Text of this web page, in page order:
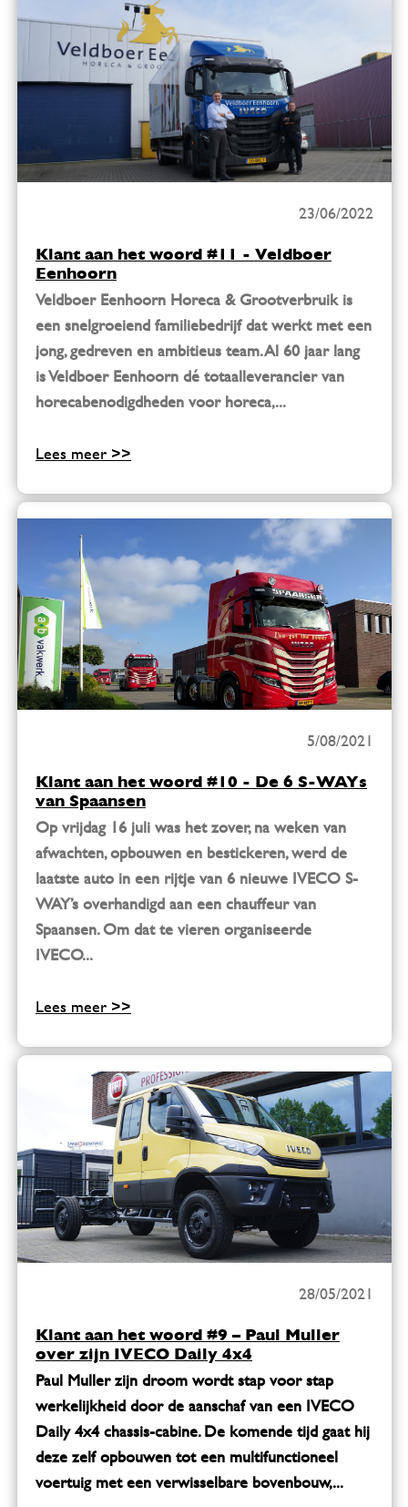
23/06/2022
Klant aan het woord #11 - Veldboer
Eenhoorn
Veldboer Eenhoorn Horeca & Grootverbruik is
een snelgroeiend familiebedrijf dat werkt met een
jong, gedreven en ambitieus team. Al 60 jaar lang
is Veldboer Eenhoorn dé totaalleverancier van
horecabenodigdheden voor horeca,...
Lees meer >>
5/08/2021
Klant aan het woord #10 - De 6 S-WAYs
van Spaansen
Op vrijdag 16 juli was het zover, na weken van
afwachten, opbouwen en bestickeren, werd de
laatste auto in een rijtje van 6 nieuwe IVECO S-
WAY’s overhandigd aan een chauffeur van
Spaansen. Om dat te vieren organiseerde
IVECO...
Lees meer >>
28/05/2021
Klant aan het woord #9 – Paul Muller
over zijn IVECO Daily 4x4
Paul Muller zijn droom wordt stap voor stap
werkelijkheid door de aanschaf van een IVECO
Daily 4x4 chassis-cabine. De komende tijd gaat hij
deze zelf opbouwen tot een multifunctioneel
voertuig met een verwisselbare bovenbouw,...